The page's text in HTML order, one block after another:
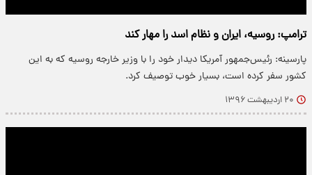
ترامپ: روسیه، ایران و نظام اسد را مهار کند
پارسینه: رئیس‌جمهور آمریکا دیدار خود را با وزیر خارجه روسیه که به این
کشور سفر کرده است، بسیار خوب توصیف کرد.
۲۰ اردیبهشت ۱۳۹۶